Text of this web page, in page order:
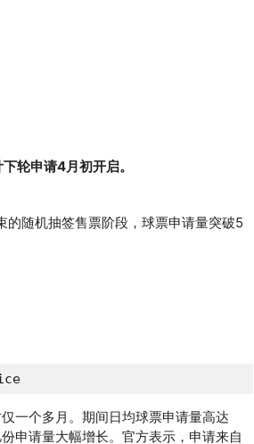
轮申请4月初开启。
的随机抽签售票阶段，球票申请量突破5
一个多月。期间日均球票申请量高达
申请量大幅增长。官方表示，申请来自